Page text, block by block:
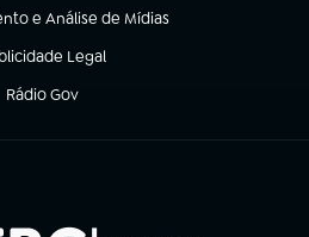
e Análise de Mídias
aba)
Legal
em nova aba)
Rádio Gov
(abre em nova aba)